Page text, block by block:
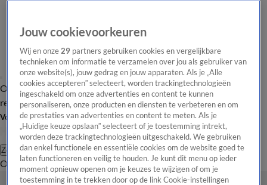
Overzicht Laatste nieuws Regionieuws Het beste van Hart
Tip de
redactie
Volg Hart van Nederland
Zoeken
OverzichtRegioUitzendingenWeerTip de redactiePanelVideo's
Jouw cookievoorkeuren
Wij en onze29 partners gebruiken cookies en vergelijkbare
technieken om informatie te verzamelen over jou als gebruiker van
onze website(s), jouw gedrag en jouw apparaten. Als je „Alle
cookies accepteren” selecteert, worden trackingtechnologieën
ingeschakeld om onze advertenties en content te kunnen
personaliseren, onze producten en diensten te verbeteren en om
de prestaties van advertenties en content te meten. Als je
„Huidige keuze opslaan” selecteert of je toestemming intrekt,
worden deze trackingtechnologieën uitgeschakeld. We gebruiken
dan enkel functionele en essentiële cookies om de website goed te
laten functioneren en veilig te houden. Je kunt dit menu op ieder
moment opnieuw openen om je keuzes te wijzigen of om je
toestemming in te trekken door op de link Cookie-instellingen